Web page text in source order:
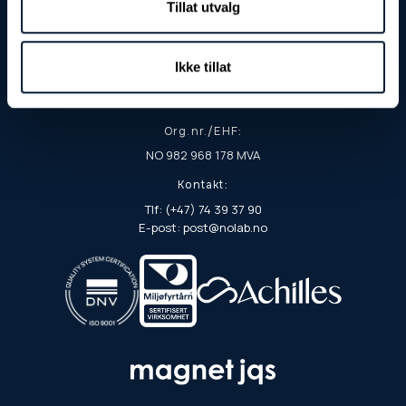
Tillat utvalg
Ikke tillat
Fjordgata 8
7900 Rørvik
Postadresse:
Org.nr./EHF:
NO 982 968 178 MVA
Kontakt:
Tlf: (+47) 74 39 37 90
E-post: post@nolab.no